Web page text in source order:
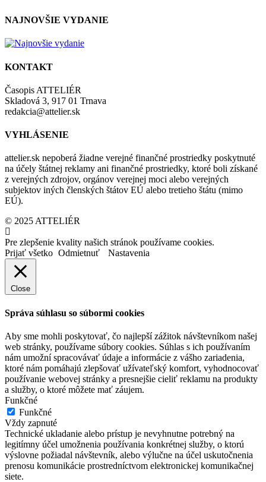
NAJNOVŠIE VYDANIE
KONTAKT
Časopis ATTELIÉR
Skladová 3, 917 01 Trnava
redakcia@attelier.sk
VYHLÁSENIE
attelier.sk nepoberá žiadne verejné finančné prostriedky poskytnuté
na účely štátnej reklamy ani finančné prostriedky, ktoré boli získané
z verejných zdrojov, orgánov verejnej moci alebo verejných
subjektov iných členských štátov EÚ alebo tretieho štátu (mimo
EÚ).
© 2025 ATTELIÉR
Pre zlepšenie kvality našich stránok používame cookies.
Prijať všetko Odmietnuť Nastavenia
Close
Správa súhlasu so súbormi cookies
Aby sme mohli poskytovať, čo najlepší zážitok návštevníkom našej
web stránky, používame súbory cookies. Súhlas s ich používaním
nám umožní spracovávať údaje a informácie z vášho zariadenia,
ktoré nám pomáhajú zlepšovať užívateľský komfort, vyhodnocovať
používanie webovej stránky a presnejšie cieliť reklamu na produkty
a služby, o ktoré môžete mať záujem.
Funkčné
Funkčné
Vždy zapnuté
Technické ukladanie alebo prístup je nevyhnutne potrebný na
legitímny účel umožnenia používania konkrétnej služby, o ktorú
výslovne požiadal návštevník, alebo výlučne na účel uskutočnenia
prenosu komunikácie prostredníctvom elektronickej komunikačnej
siete.